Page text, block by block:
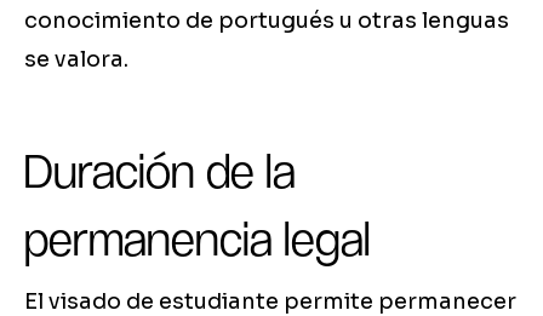
conocimiento de portugués u otras lenguas
se valora.
Duración de la
permanencia legal
El visado de estudiante permite permanecer